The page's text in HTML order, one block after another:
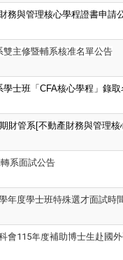
務與管理核心學程證書申請
雙主修暨輔系核准名單公告
學士班「CFA核心學程」錄取
財管系[不動產財務與管理
系面試公告
年度學士班特殊選才面試時
會115年度補助博士生赴國